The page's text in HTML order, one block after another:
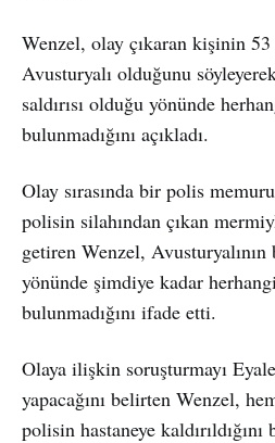
Wenzel, olay çıkaran kişinin
Avusturyalı olduğunu
saldırısı olduğu yönünde
bulunmadığını açıkladı.
Olay sırasında bir polis
polisin silahından çıkan
getiren Wenzel, Avusturyalının
yönünde şimdiye kadar
bulunmadığını ifade etti.
Olaya ilişkin soruşturmayı
yapacağını belirten Wenzel,
polisin hastaneye